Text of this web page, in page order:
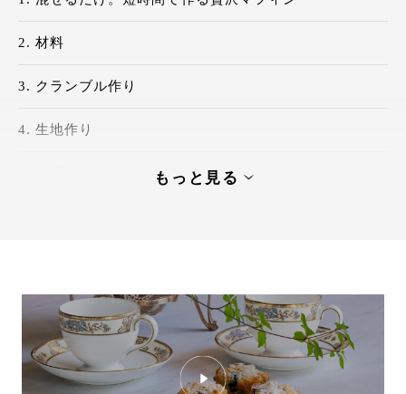
材料
クランブル作り
生地作り
もっと見る